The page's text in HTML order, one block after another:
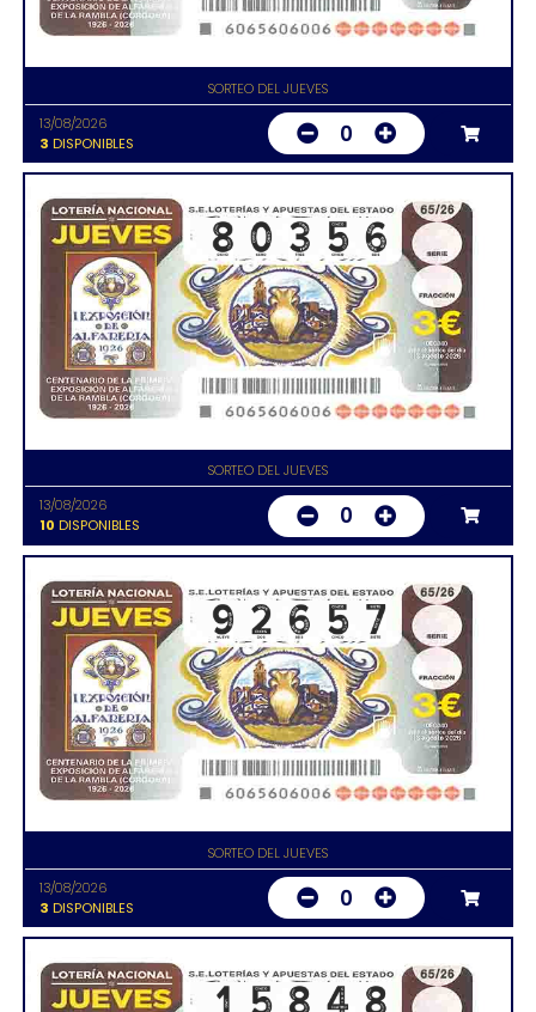
SORTEO DEL JUEVES
13/08/2026
3 DISPONIBLES 0
SORTEO DEL JUEVES
13/08/2026
10 DISPONIBLES 0
SORTEO DEL JUEVES
13/08/2026
3 DISPONIBLES 0